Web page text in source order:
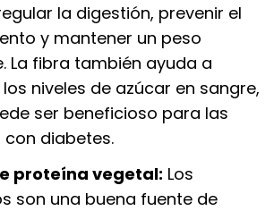
la digestión, prevenir el
y mantener un peso
La fibra también ayuda a
niveles de azúcar en sangre,
ser beneficioso para las
diabetes.
proteína vegetal: Los
son una buena fuente de